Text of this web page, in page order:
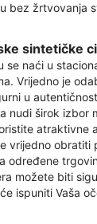
bez žrtvovanja
sintetičke
se naći u
Vrijedno je
u
nudi širok izbor
atraktivne
vrijedno obratiti
određene
možete biti
ispuniti Vaša